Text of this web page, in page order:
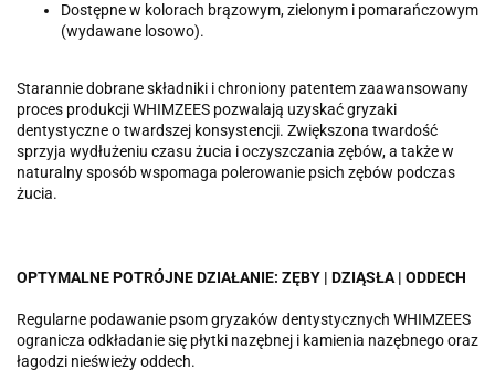
Dostępne w kolorach brązowym, zielonym i pomarańczowym
(wydawane losowo).
Starannie dobrane składniki i chroniony patentem zaawansowany
proces produkcji WHIMZEES pozwalają uzyskać gryzaki
dentystyczne o twardszej konsystencji. Zwiększona twardość
sprzyja wydłużeniu czasu żucia i oczyszczania zębów, a także w
naturalny sposób wspomaga polerowanie psich zębów podczas
żucia.
OPTYMALNE POTRÓJNE DZIAŁANIE: ZĘBY | DZIĄSŁA | ODDECH
Regularne podawanie psom gryzaków dentystycznych WHIMZEES
ogranicza odkładanie się płytki nazębnej i kamienia nazębnego oraz
łagodzi nieświeży oddech.